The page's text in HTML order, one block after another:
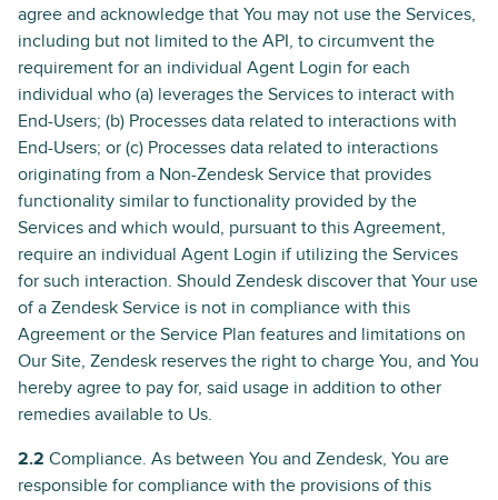
agree and acknowledge that You may not use the Services,
including but not limited to the API, to circumvent the
requirement for an individual Agent Login for each
individual who (a) leverages the Services to interact with
End-Users; (b) Processes data related to interactions with
End-Users; or (c) Processes data related to interactions
originating from a Non-Zendesk Service that provides
functionality similar to functionality provided by the
Services and which would, pursuant to this Agreement,
require an individual Agent Login if utilizing the Services
for such interaction. Should Zendesk discover that Your use
of a Zendesk Service is not in compliance with this
Agreement or the Service Plan features and limitations on
Our Site, Zendesk reserves the right to charge You, and You
hereby agree to pay for, said usage in addition to other
remedies available to Us.
2.2 Compliance. As between You and Zendesk, You are
responsible for compliance with the provisions of this